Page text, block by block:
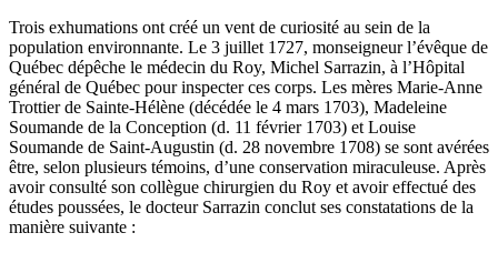
Trois exhumations ont créé un vent de curiosité au sein de la
population environnante. Le 3 juillet 1727, monseigneur l’évêque de
Québec dépêche le médecin du Roy, Michel Sarrazin, à l’Hôpital
général de Québec pour inspecter ces corps. Les mères Marie-Anne
Trottier de Sainte-Hélène (décédée le 4 mars 1703), Madeleine
Soumande de la Conception (d. 11 février 1703) et Louise
Soumande de Saint-Augustin (d. 28 novembre 1708) se sont avérées
être, selon plusieurs témoins, d’une conservation miraculeuse. Après
avoir consulté son collègue chirurgien du Roy et avoir effectué des
études poussées, le docteur Sarrazin conclut ses constatations de la
manière suivante :